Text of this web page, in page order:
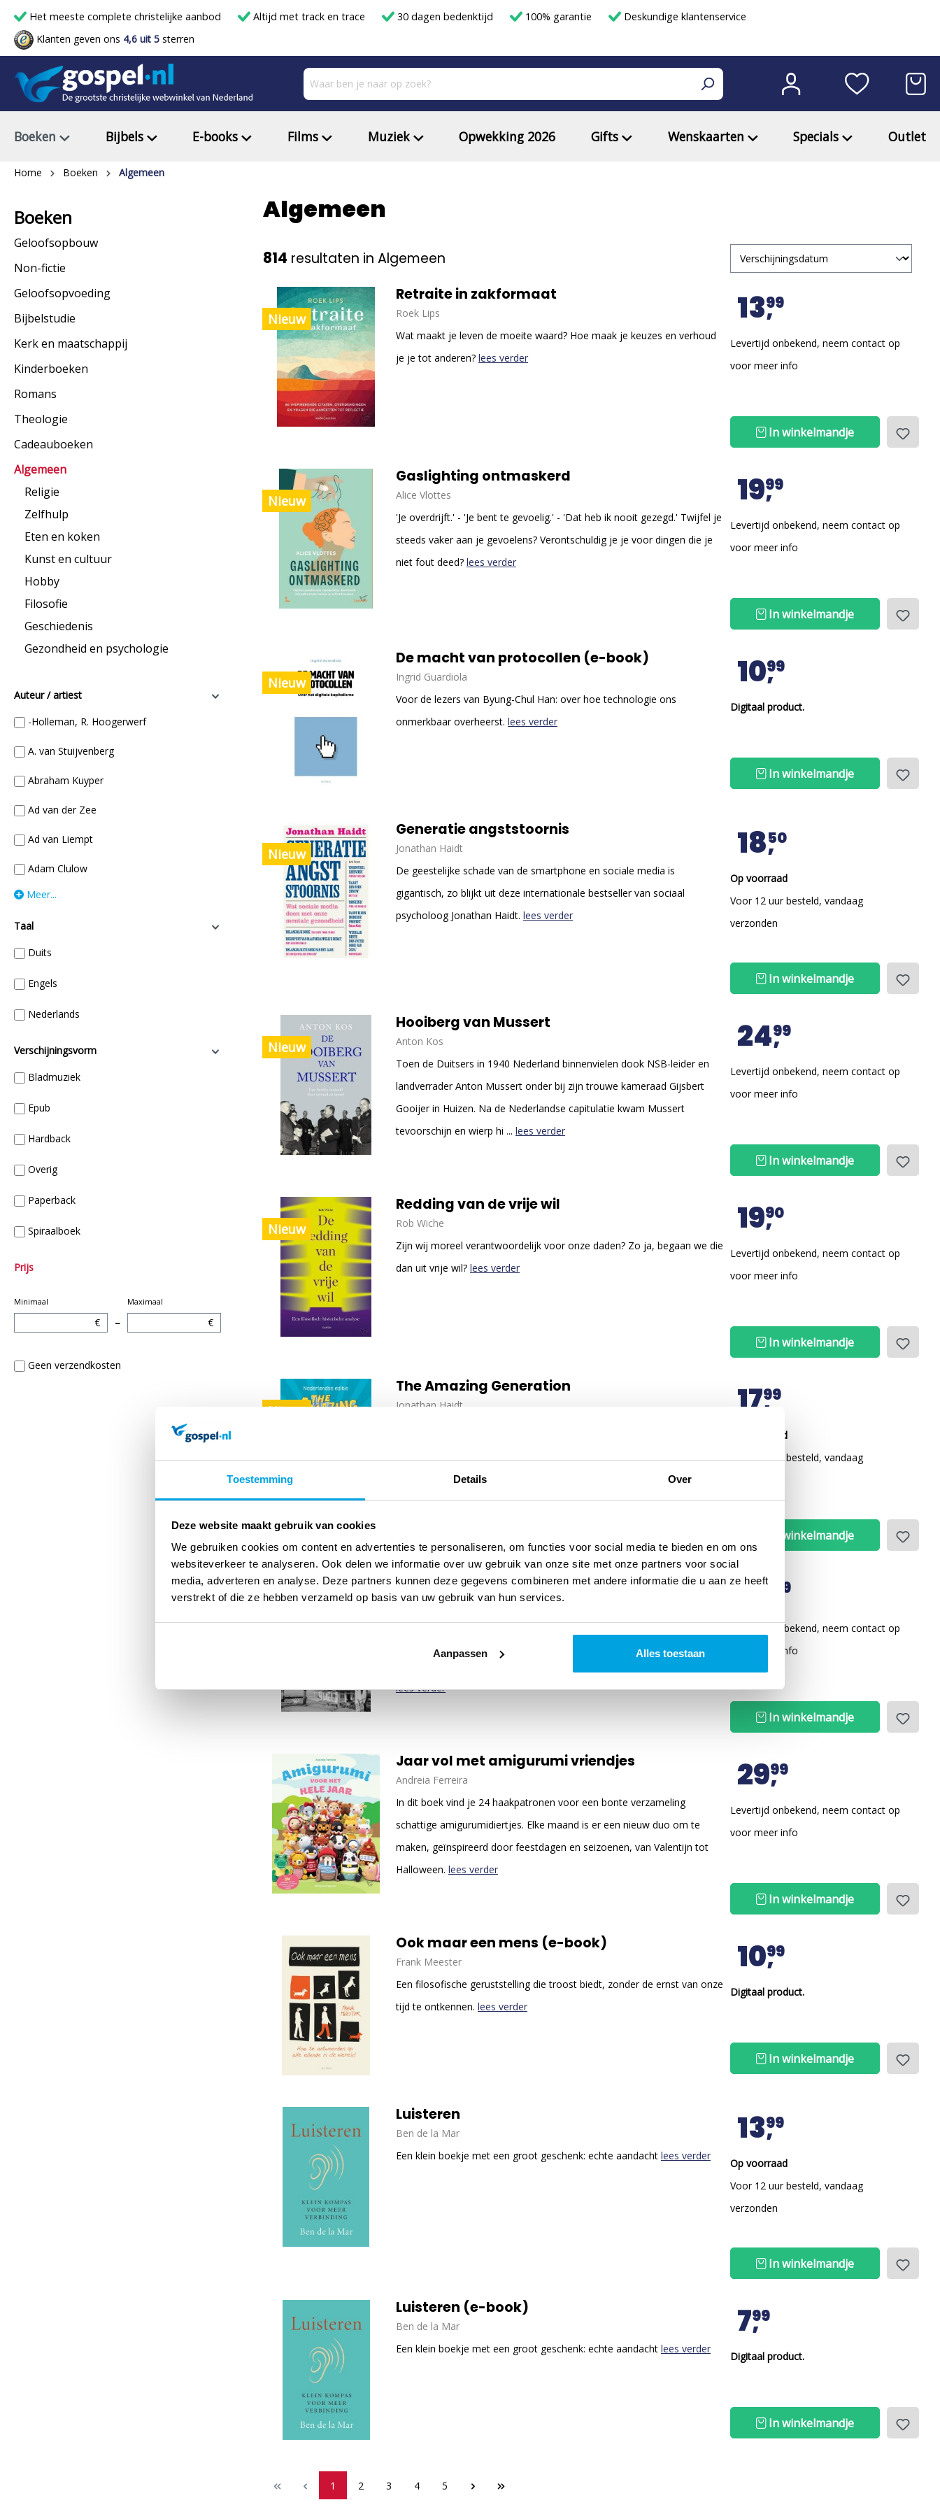
Toestemming Details Over
Deze website maakt gebruik van cookies
We gebruiken cookies om content en advertenties te personaliseren, om functies voor social media te bieden en om ons
websiteverkeer te analyseren. Ook delen we informatie over uw gebruik van onze site met onze partners voor social
media, adverteren en analyse. Deze partners kunnen deze gegevens combineren met andere informatie die u aan ze heeft
verstrekt of die ze hebben verzameld op basis van uw gebruik van hun services.
Aanpassen Alles toestaan
Het meeste complete christelijke aanbod Altijd met track en trace 30 dagen bedenktijd 100% garantie
Deskundige klantenservice
Klanten geven ons 4,6 uit 5 sterren
Boeken Bijbels E-books Films Muziek Opwekking 2026 Gifts Wenskaarten Specials Outlet
Home Boeken Algemeen
Boeken
Geloofsopbouw
Non-fictie
Geloofsopvoeding
Bijbelstudie
Kerk en maatschappij
Kinderboeken
Romans
Theologie
Cadeauboeken
Algemeen
Religie
Zelfhulp
Eten en koken
Kunst en cultuur
Hobby
Filosofie
Geschiedenis
Gezondheid en psychologie
Auteur / artiest
-Holleman, R. Hoogerwerf
A. van Stuijvenberg
Abraham Kuyper
Ad van der Zee
Ad van Liempt
Adam Clulow
Meer...
Taal
Duits
Engels
Nederlands
Verschijningsvorm
Bladmuziek
Epub
Hardback
Overig
Paperback
Spiraalboek
Prijs
Minimaal
€ –
Maximaal
€
Geen verzendkosten
Algemeen
814 resultaten in Algemeen
Nieuw
Retraite in zakformaat
Roek Lips
Wat maakt je leven de moeite waard? Hoe maak je keuzes en verhoud
je je tot anderen? lees verder
1399
Levertijd onbekend, neem contact op
voor meer info
In winkelmandje
Nieuw
Gaslighting ontmaskerd
Alice Vlottes
'Je overdrijft.' - 'Je bent te gevoelig.' - 'Dat heb ik nooit gezegd.' Twijfel je
steeds vaker aan je gevoelens? Verontschuldig je je voor dingen die je
niet fout deed? lees verder
1999
Levertijd onbekend, neem contact op
voor meer info
In winkelmandje
Nieuw
De macht van protocollen (e-book)
Ingrid Guardiola
Voor de lezers van Byung-Chul Han: over hoe technologie ons
onmerkbaar overheerst. lees verder
1099
Digitaal product.
In winkelmandje
Nieuw
Generatie angststoornis
Jonathan Haidt
De geestelijke schade van de smartphone en sociale media is
gigantisch, zo blijkt uit deze internationale bestseller van sociaal
psycholoog Jonathan Haidt. lees verder
1850
Op voorraad
Voor 12 uur besteld, vandaag
verzonden
In winkelmandje
Nieuw
Hooiberg van Mussert
Anton Kos
Toen de Duitsers in 1940 Nederland binnenvielen dook NSB-leider en
landverrader Anton Mussert onder bij zijn trouwe kameraad Gijsbert
Gooijer in Huizen. Na de Nederlandse capitulatie kwam Mussert
tevoorschijn en wierp hi ... lees verder
2499
Levertijd onbekend, neem contact op
voor meer info
In winkelmandje
Nieuw
Redding van de vrije wil
Rob Wiche
Zijn wij moreel verantwoordelijk voor onze daden? Zo ja, begaan we die
dan uit vrije wil? lees verder
1990
Levertijd onbekend, neem contact op
voor meer info
In winkelmandje
Nieuw
The Amazing Generation
Jonathan Haidt
1799
Op voorraad
Voor 12 uur besteld, vandaag
In winkelmandje
Nieuw
Masdoelhak en Adriana
Frank Vermeulen
Tijdens de Indonesiëoorlog brachten Nederlandse troepen zeker
lees verder
24 99
Levertijd onbekend, neem contact op
voor meer info
In winkelmandje
Jaar vol met amigurumi vriendjes
Andreia Ferreira
In dit boek vind je 24 haakpatronen voor een bonte verzameling
schattige amigurumidiertjes. Elke maand is er een nieuw duo om te
maken, geïnspireerd door feestdagen en seizoenen, van Valentijn tot
Halloween. lees verder
2999
Levertijd onbekend, neem contact op
voor meer info
In winkelmandje
Ook maar een mens (e-book)
Frank Meester
Een filosofische geruststelling die troost biedt, zonder de ernst van onze
tijd te ontkennen. lees verder
1099
Digitaal product.
In winkelmandje
Luisteren
Ben de la Mar
Een klein boekje met een groot geschenk: echte aandacht lees verder
1399
Op voorraad
Voor 12 uur besteld, vandaag
verzonden
In winkelmandje
Luisteren (e-book)
Ben de la Mar
Een klein boekje met een groot geschenk: echte aandacht lees verder
799
Digitaal product.
In winkelmandje
1 2 3 4 5